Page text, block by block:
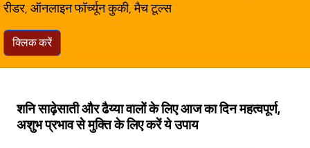
रीडर, ऑनलाइन फॉर्च्यून कुकी, मैच टूल्स
क्लिक करें
शनि साढ़ेसाती और ढैय्या वालों के लिए आज का दिन महत्वपूर्ण,
अशुभ प्रभाव से मुक्ति के लिए करें ये उपाय